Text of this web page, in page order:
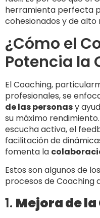
herramienta perfecta
cohesionados y de alto
¿Cómo el
Potencia la
El Coaching,
profesionales, se
de las personasy
su máximo
escucha activa, el
facilitación de
fomenta la
Estos son algunos de
procesos de Coaching
1. Mejora de